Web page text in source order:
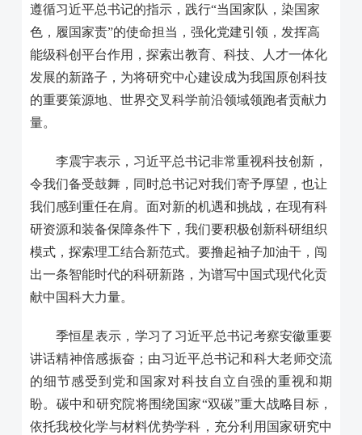
遵循习近平总书记的指示，践行“当国家队，染国家
色，履国家责”的使命担当，强化党建引领，发挥高
能级科创平台作用，探索出教育、科技、人才一体化
发展的新路子，为将研究中心建设成为我国原创科技
的重要策源地、世界交叉科学前沿领域领跑者贡献力
量。
李震宇表示，习近平总书记非常重视科技创新，
令我们备受鼓舞，同时总书记对我们寄予厚望，也让
我们感到重任在肩。面对新的机遇和挑战，在现有科
研资源和装备保障条件下，我们要积极创新科研组织
模式，探索理工结合新范式。要撸起袖子加油干，闯
出一条智能时代的科研新路，为谱写中国式现代化贡
献中国科大力量。
季恒星表示，学习了习近平总书记考察安徽重要
讲话精神倍感振奋；由习近平总书记和科大老师交流
的细节感受到党和国家对科技自立自强的重视和期
盼。碳中和研究院将围绕国家“双碳”重大战略目标，
依托我校化学与材料优势学科，充分利用国家研究中